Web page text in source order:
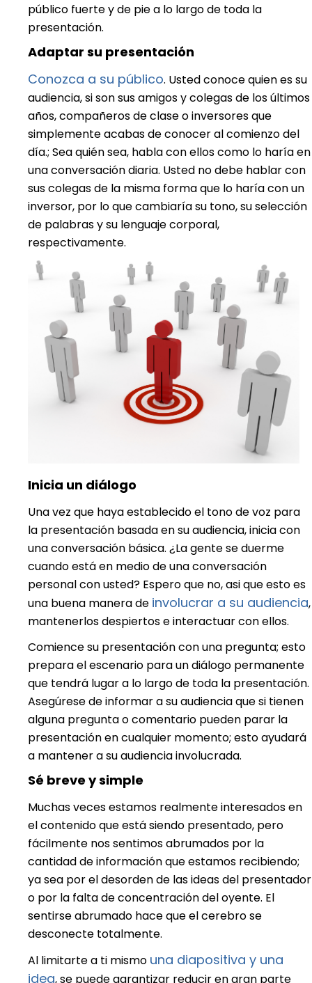
público fuerte y de pie a lo largo de toda la
presentación.
Adaptar su presentación
Conozca a su público. Usted conoce quien es su
audiencia, si son sus amigos y colegas de los últimos
años, compañeros de clase o inversores que
simplemente acabas de conocer al comienzo del
día.; Sea quién sea, habla con ellos como lo haría en
una conversación diaria. Usted no debe hablar con
sus colegas de la misma forma que lo haría con un
inversor, por lo que cambiaría su tono, su selección
de palabras y su lenguaje corporal,
respectivamente.
Inicia un diálogo
Una vez que haya establecido el tono de voz para
la presentación basada en su audiencia, inicia con
una conversación básica. ¿La gente se duerme
cuando está en medio de una conversación
personal con usted? Espero que no, asi que esto es
una buena manera de involucrar a su audiencia,
mantenerlos despiertos e interactuar con ellos.
Comience su presentación con una pregunta; esto
prepara el escenario para un diálogo permanente
que tendrá lugar a lo largo de toda la presentación.
Asegúrese de informar a su audiencia que si tienen
alguna pregunta o comentario pueden parar la
presentación en cualquier momento; esto ayudará
a mantener a su audiencia involucrada.
Sé breve y simple
Muchas veces estamos realmente interesados en
el contenido que está siendo presentado, pero
fácilmente nos sentimos abrumados por la
cantidad de información que estamos recibiendo;
ya sea por el desorden de las ideas del presentador
o por la falta de concentración del oyente. El
sentirse abrumado hace que el cerebro se
desconecte totalmente.
Al limitarte a ti mismo una diapositiva y una
idea, se puede garantizar reducir en gran parte